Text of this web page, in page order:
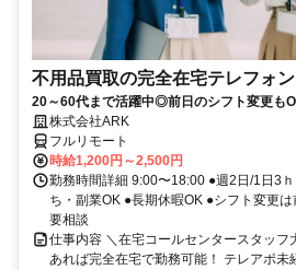
不用品買取の完全在宅テレフォ
20～60代まで活躍中◎前日のシフト変更も
株式会社ARK
フルリモート
時給1,200円～2,500円
勤務時間詳細 9:00〜18:00 ●週2日/1日3
ち・副業OK ●長期休暇OK ●シフト変更
要相談
仕事内容 ＼在宅コールセンタースタッフ
あれば完全在宅で勤務可能！ テレアポ未